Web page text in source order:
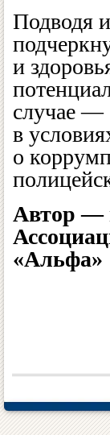
Подводя
и
случае —
в
о
Автор —
«Альфа»